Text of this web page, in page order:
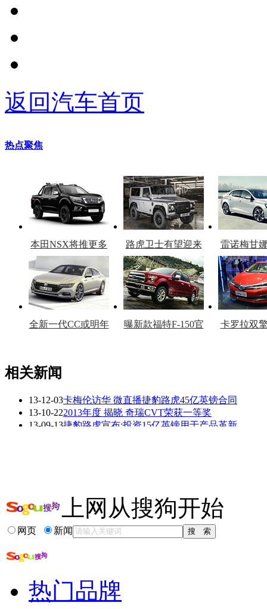
返回汽车首页
热点聚焦
本田NSX将推更多
车型
路虎卫士有望迎来
复产
雷诺梅甘
官
全新一代CC或明年
曝新款福特F-150官
卡罗拉双
看赛车宝贝争奇斗
艳
车模美腿爆乳无惧
走光
相关新闻
13-12-03卡梅伦访华 微直播捷豹路虎45亿英镑合同
13-10-222013年度 揭晓 奇瑞CVT荣获一等奖
13-09-13捷豹路虎宣布:投资15亿英镑用于产品革新
英国彩票巨奖
英国入境可以带多...
2亿英镑大奖
英国兄弟得到40亿英镑
上网从搜狗开始
网页 新闻
热门品牌